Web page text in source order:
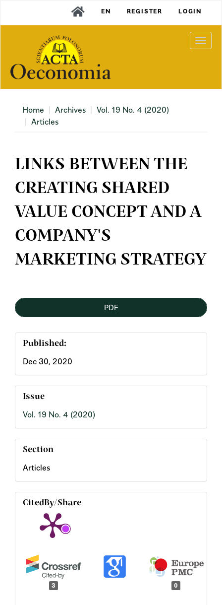
Content
Sidebar
EN REGISTER LOGIN
Home Archives
Vol. 19 No. 4 (2020)
Articles
LINKS BETWEEN THE
CREATING SHARED
VALUE CONCEPT AND A
COMPANY'S
MARKETING STRATEGY
Sidebar
PDF
Published:
Dec 30, 2020
Issue
Vol. 19 No. 4 (2020)
Section
Articles
CitedBy/Share
3 0